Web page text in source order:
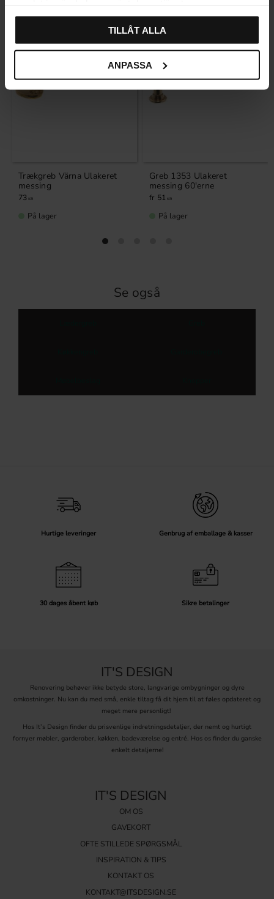
TILLÅT ALLA
ANPASSA
Trækgreb Värna Ulakeret
messing
73KR
På lager
Greb 1353 Ulakeret
messing 60'erne
51 KR
På lager
Se også
Hurtige leveringer Genbrug af emballage & kasser
30 dages åbent køb Sikre betalinger
IT'S DESIGN
Renovering behøver ikke betyde store, langvarige ombygninger og dyre
omkostninger. Nu kan du med små, enkle tiltag få dit hjem til at føles opdateret og
meget mere personligt!
Hos It’s Design finder du prisvenlige indretningsdetaljer, der nemt og hurtigt
fornyer møbler, garderober, køkken, badeværelse og entré. Hos os finder du ganske
enkelt detaljerne!
IT'S DESIGN
OM OS
GAVEKORT
OFTE STILLEDE SPØRGSMÅL
INSPIRATION & TIPS
KONTAKT OS
KONTAKT@ITSDESIGN.SE